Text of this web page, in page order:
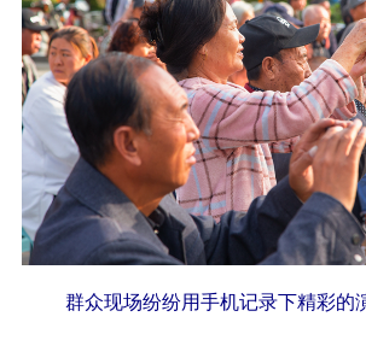
群众现场纷纷用手机记录下精彩的